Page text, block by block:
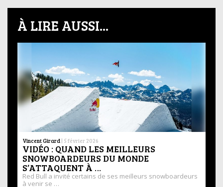
À LIRE AUSSI...
Vincent Girard | 5 février 2026
VIDÉO : QUAND LES MEILLEURS
SNOWBOARDEURS DU MONDE
S’ATTAQUENT À …
Red Bull a invité certains de ses meilleurs snowboardeurs
à venir se …